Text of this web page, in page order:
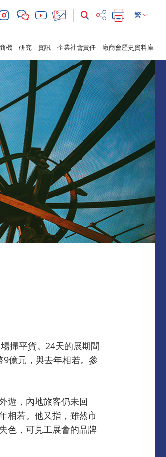
繁
機 研究 資訊 企業社會責任 廠商會歷史資料庫
掃平貨。24天的展期間
億元，與去年相若。參
遊，內地旅客仍未回
相若。他又指，雖然市
色，可見工展會的品牌